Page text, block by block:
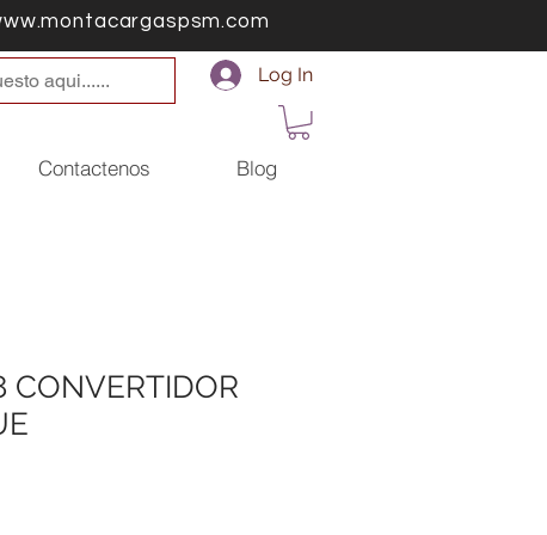
Log In
Contactenos Blog
CONVERTIDOR